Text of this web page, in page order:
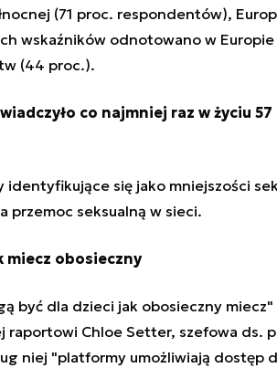
(71 proc. respondentów),
wskaźników odnotowano w
(44 proc.).
co najmniej raz w życiu
identyfikujące się jako mniejszości
przemoc seksualną w sieci.
miecz obosieczny
być dla dzieci jak obosieczny miecz"
raportowi Chloe Setter, szefowa ds.
niej "platformy umożliwiają dostęp